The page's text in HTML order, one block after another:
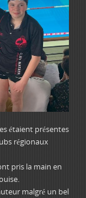
étaient présentes
régionaux
pris la main en
malgré un bel